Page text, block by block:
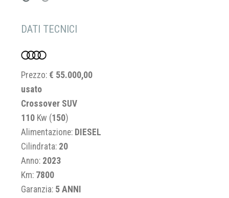
DATI TECNICI
Prezzo: € 55.000,00
usato
Crossover SUV
110 Kw (150)
Alimentazione: DIESEL
Cilindrata: 20
Anno: 2023
Km: 7800
Garanzia: 5 ANNI